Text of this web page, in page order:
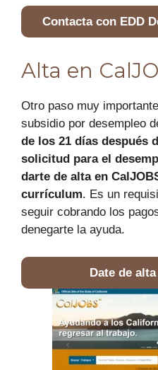
Contacta con EDD
Alta en
Otro paso muy
subsidio por desempleo
de los 21 días después
solicitud para el
darte de alta en
currículum. Es un
seguir cobrando los
denegarte la ayuda.
Date de